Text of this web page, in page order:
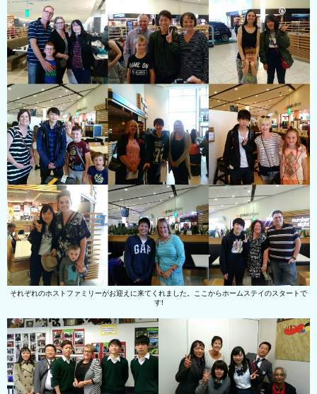
それぞれのホストファミリーがお迎えに来てくれました。ここからホームステイのスタートで
す!